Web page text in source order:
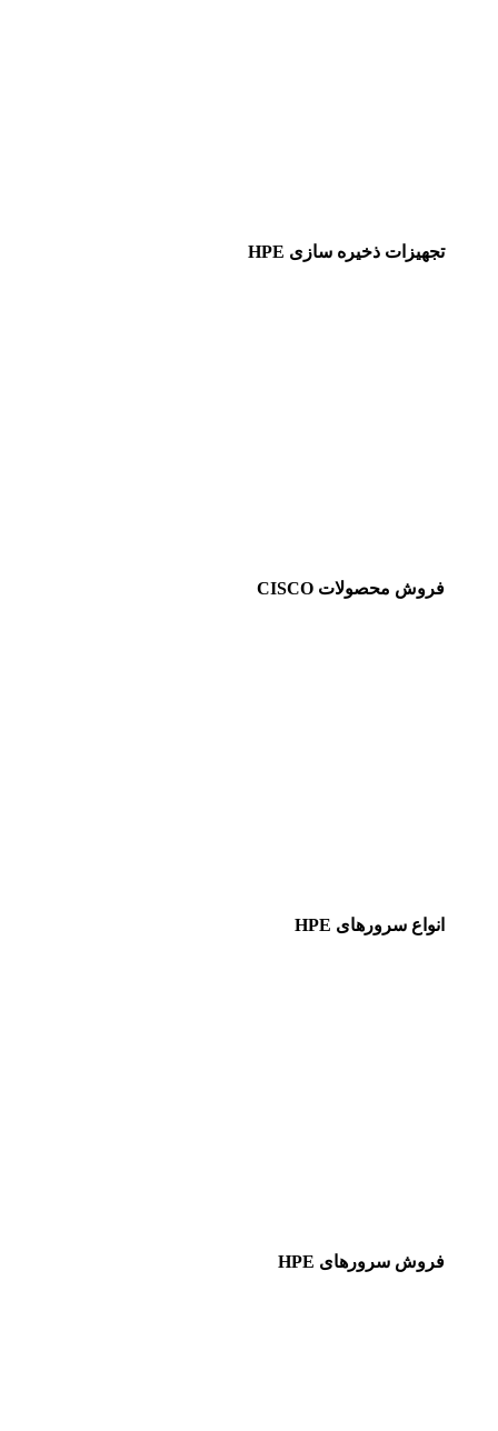
تجهیزات ذخیره سازی HPE
فروش محصولات CISCO
انواع سرورهای HPE
فروش سرورهای HPE